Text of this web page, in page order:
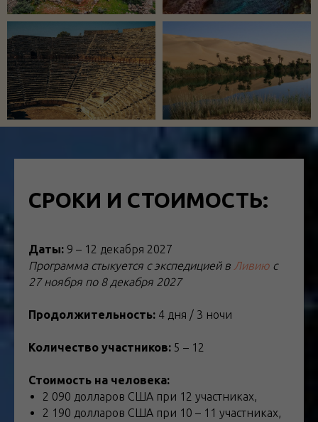
СРОКИ И СТОИМОСТЬ:
Даты: 9 – 12 декабря 2027
Программа стыкуется с экспедицией в Ливию с
27 ноября по 8 декабря 2027
Продолжительность: 4 дня / 3 ночи
Количество участников: 5 – 12
Стоимость на человека:
2 090 долларов США при 12 участниках,
2 190 долларов США при 10 – 11 участниках,